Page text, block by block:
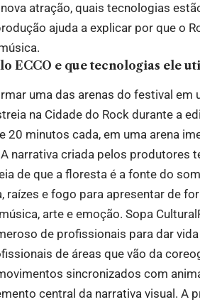
atração, quais tecnologias
ajuda a explicar por que o
ECCO e que tecnologias ele
uma das arenas do festival
na Cidade do Rock durante a
20 minutos cada, em uma arena
narrativa criada pelos produtores
de que a floresta é a fonte do
raízes e fogo para apresentar de
arte e emoção. Sopa Cultural
de profissionais para dar
de áreas que vão da
sincronizados com
central da narrativa visual. A